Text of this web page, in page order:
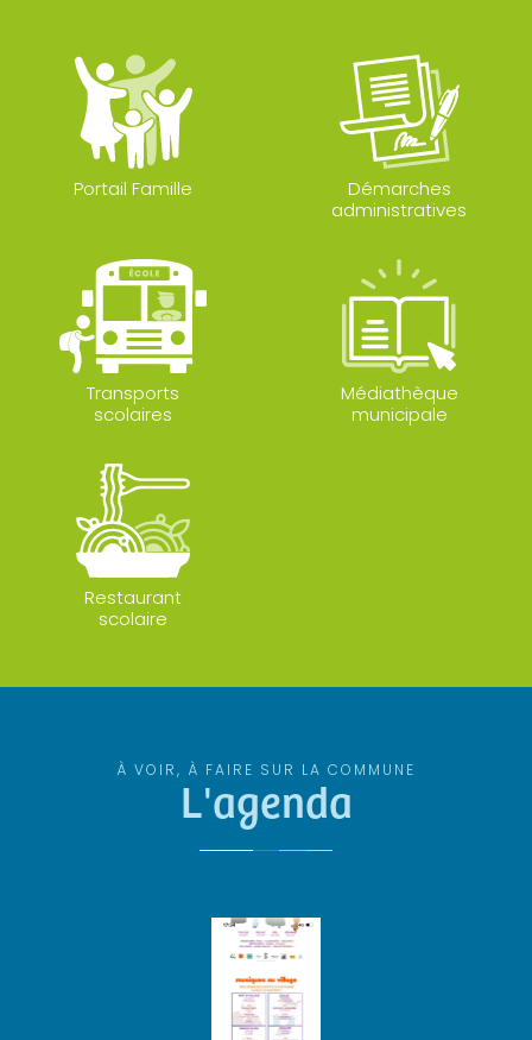
Portail Famille
Démarches
administratives
Transports
scolaires
Médiathèque
municipale
Restaurant
scolaire
À VOIR, À FAIRE SUR LA COMMUNE
L'agenda